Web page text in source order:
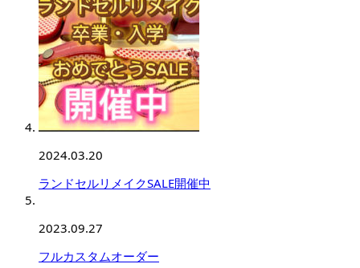
2024.03.20
ランドセルリメイクSALE開催中
2023.09.27
フルカスタムオーダー